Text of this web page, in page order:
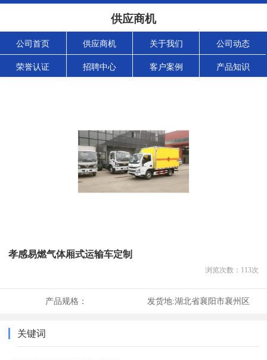
供应商机
公司首页 供应商机 关于我们 公司动态
荣誉认证 招聘中心 客户案例 产品知识
孝感易燃气体厢式运输车定制
浏览次数： 113次
产品规格： 发货地:湖北省襄阳市襄州区
关键词